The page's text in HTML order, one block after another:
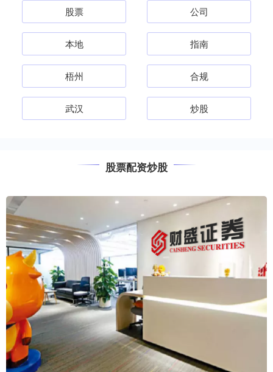
股票 公司
本地 指南
梧州 合规
武汉 炒股
股票配资炒股